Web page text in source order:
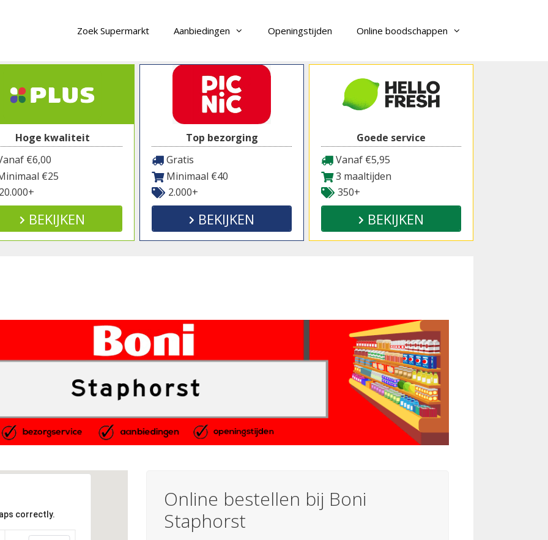
Zoek Supermarkt Aanbiedingen Openingstijden Online boodschappen
Hoge kwaliteit
€6,00
€25
BEKIJKEN
Top bezorging
Gratis
Minimaal €40
2.000+
BEKIJKEN
Goede service
Vanaf €5,95
3 maaltijden
350+
BEKIJKEN
correctly.
Online bestellen bij Boni
Staphorst